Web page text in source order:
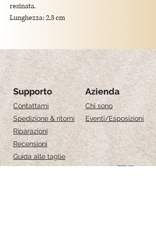
resinata.
Lunghezza: 2,3 cm
Compreso: 2 x goccia (senza creole)
!! essendo realizzati a mano, sono pezzi unici,
le forme e i disegni possono leggermente
variare.
Supporto
Contattami
Spedizione & ritorni
Riparazioni
Recensioni
Guida alle taglie
Azienda
Chi sono
Eventi/Esposizioni